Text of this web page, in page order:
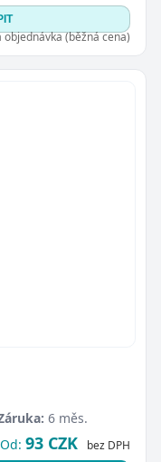
objednávka (běžná cena)
6 měs.
Od: 93 CZK bez DPH